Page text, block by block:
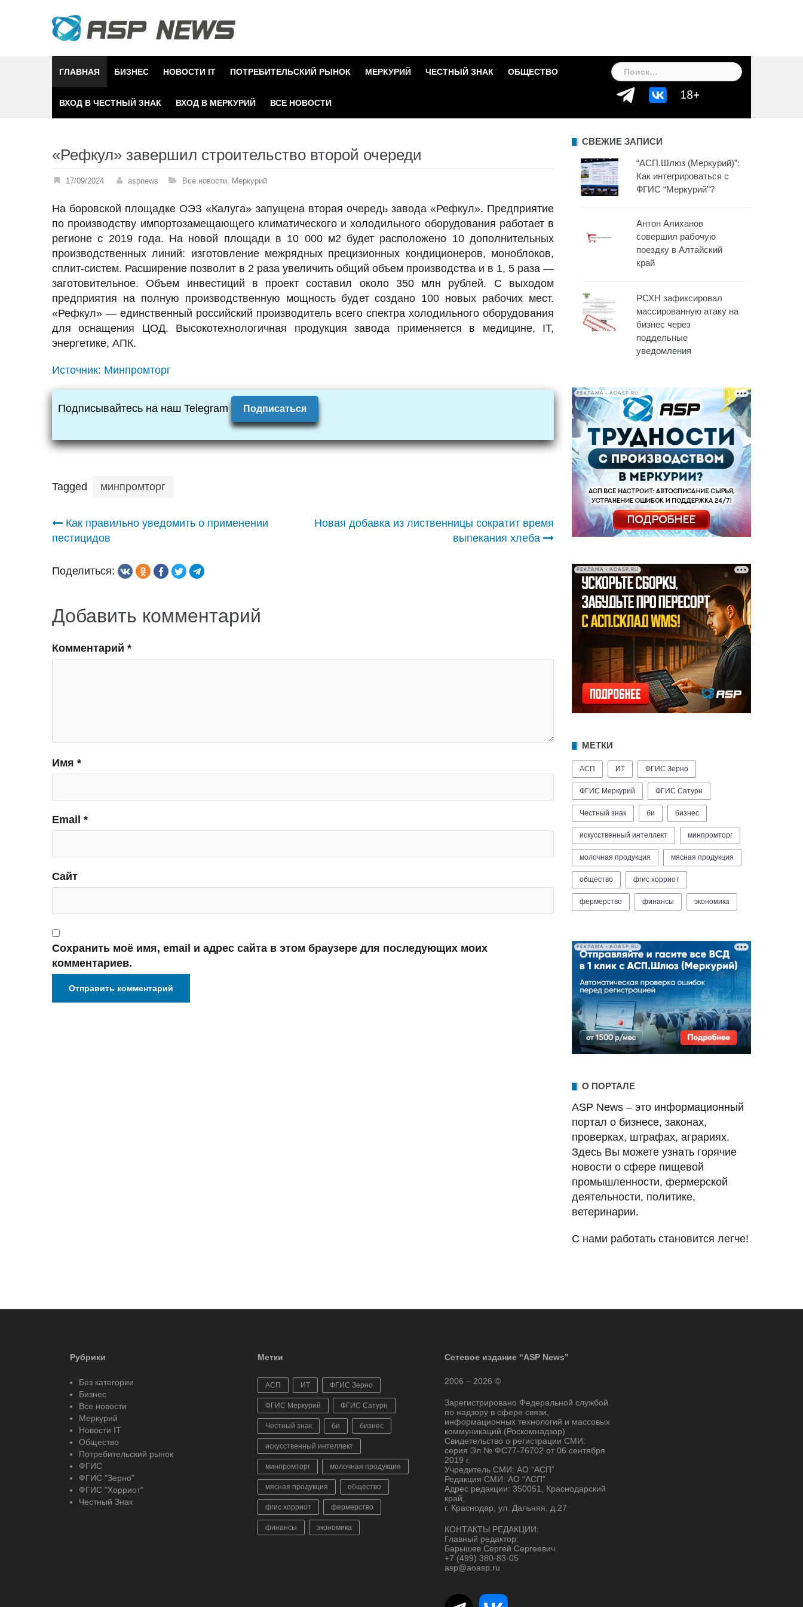
ГЛАВНАЯ БИЗНЕС НОВОСТИ IT ПОТРЕБИТЕЛЬСКИЙ РЫНОК МЕРКУРИЙ ЧЕСТНЫЙ ЗНАК ОБЩЕСТВО
ВХОД В ЧЕСТНЫЙ ЗНАК ВХОД В МЕРКУРИЙ ВСЕ НОВОСТИ
Найти:
«Рефкул» завершил строительство второй очереди
17/09/2024 aspnews Все новости Меркурий
На боровской площадке ОЭЗ «Калуга» запущена вторая очередь завода «Рефкул». Предприятие
по производству импортозамещающего климатического и холодильного оборудования работает в
регионе с 2019 года. На новой площади в 10 000 м2 будет расположено 10 дополнительных
производственных линий: изготовление межрядных прецизионных кондиционеров, моноблоков,
сплит-систем. Расширение позволит в 2 раза увеличить общий объем производства и в 1, 5 раза —
заготовительное. Объем инвестиций в проект составил около 350 млн рублей. С выходом
предприятия на полную производственную мощность будет создано 100 новых рабочих мест.
«Рефкул» — единственный российский производитель всего спектра холодильного оборудования
для оснащения ЦОД. Высокотехнологичная продукция завода применяется в медицине, IT,
энергетике, АПК.
Источник: Минпромторг
Подписывайтесь на наш Telegram Подписаться
Tagged минпромторг
Навигация
записям
Как правильно уведомить о применении
пестицидов
Новая добавка из лиственницы сократит время
выпекания хлеба
Поделиться:
Добавить комментарий
Комментарий *
Имя *
Email *
Сайт
Сохранить моё имя, email и адрес сайта в этом браузере для последующих моих
комментариев.
СВЕЖИЕ ЗАПИСИ
“АСП.Шлюз (Меркурий)”:
Как интегрироваться с
ФГИС “Меркурий”?
Антон Алиханов
совершил рабочую
поездку в Алтайский
край
РСХН зафиксировал
массированную атаку на
бизнес через
поддельные
уведомления
РЕКЛАМА • AOASP.RU
РЕКЛАМА • AOASP.RU
МЕТКИ
АСП ИТ ФГИС Зерно
ФГИС Меркурий ФГИС Сатурн
Честный знак би бизнес
искусственный интеллект минпромторг
молочная продукция мясная продукция
общество фгис хорриот
фермерство финансы экономика
РЕКЛАМА • AOASP.RU
О ПОРТАЛЕ
ASP News – это информационный
портал о бизнесе, законах,
проверках, штрафах, аграриях.
Здесь Вы можете узнать горячие
новости о сфере пищевой
промышленности, фермерской
деятельности, политике,
ветеринарии.
С нами работать становится легче!
Рубрики
Без категории
Бизнес
Все новости
Меркурий
Новости IT
Общество
Потребительский рынок
ФГИС
ФГИС "Зерно"
ФГИС "Хорриот"
Честный Знак
Метки
АСП ИТ ФГИС Зерно
ФГИС Меркурий ФГИС Сатурн
Честный знак би бизнес
искусственный интеллект
минпромторг молочная продукция
мясная продукция общество
фгис хорриот фермерство
финансы экономика
Сетевое издание “ASP News”
2006 – 2026 ©
Зарегистрировано Федеральной службой
по надзору в сфере связи,
информационных технологий и массовых
коммуникаций (Роскомнадзор)
Свидетельство о регистрации СМИ:
серия Эл № ФС77-76702 от 06 сентября
2019 г.
Учредитель СМИ: АО “АСП”
Редакция СМИ: АО “АСП”
Адрес редакции: 350051, Краснодарский
край,
г. Краснодар, ул. Дальняя, д.27
КОНТАКТЫ РЕДАКЦИИ:
Главный редактор:
Барышев Сергей Сергеевич
+7 (499) 380-83-05
asp@aoasp.ru